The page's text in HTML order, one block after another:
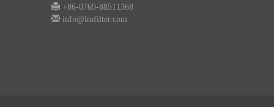
+86-0769-88511368
info@lmfilter.com